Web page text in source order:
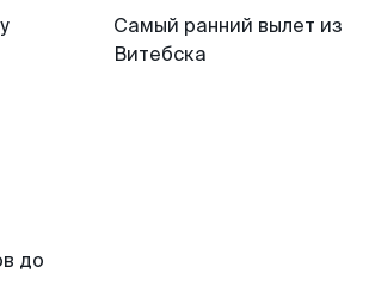
Самый ранний вылет из
Витебска
до